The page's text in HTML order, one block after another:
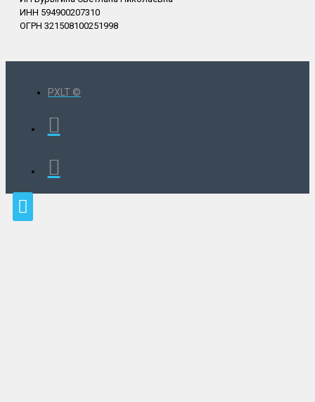
ИНН 594900207310
ОГРН 321508100251998
PXLT ©